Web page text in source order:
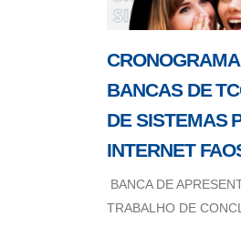
BANCAS DE
DE SISTEMAS
INTERNET
BANCA DE
TRABALHO DE